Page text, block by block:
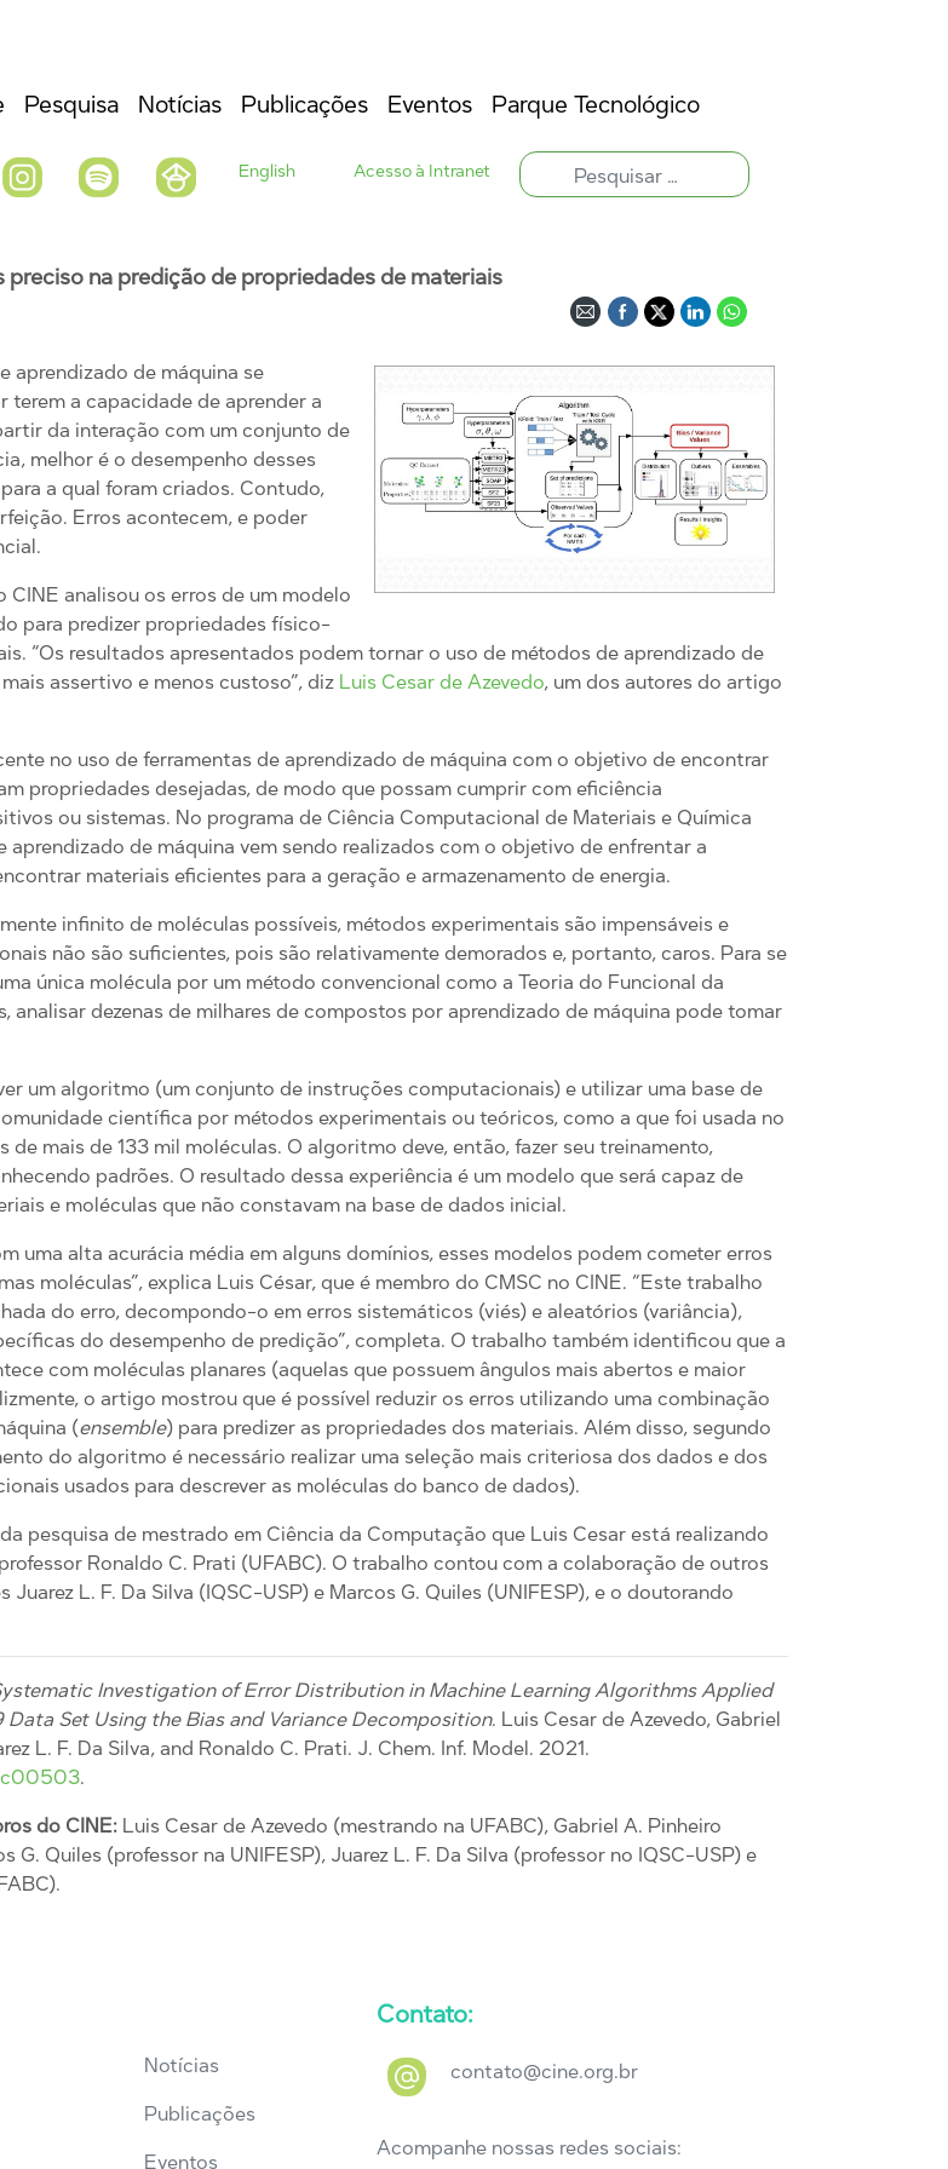
Pesquisa Notícias Publicações Eventos Parque Tecnológico
English Acesso à Intranet
na predição de propriedades de materiais
aprendizado de máquina se
a capacidade de aprender a
da interação com um conjunto de
melhor é o desempenho desses
a qual foram criados. Contudo,
Erros acontecem, e poder
CINE analisou os erros de um modelo
para predizer propriedades físico-
“Os resultados apresentados podem tornar o uso de métodos de aprendizado de
assertivo e menos custoso”, diz Luis Cesar de Azevedo, um dos autores do artigo
no uso de ferramentas de aprendizado de máquina com o objetivo de encontrar
propriedades desejadas, de modo que possam cumprir com eficiência
ou sistemas. No programa de Ciência Computacional de Materiais e Química
aprendizado de máquina vem sendo realizados com o objetivo de enfrentar a
materiais eficientes para a geração e armazenamento de energia.
infinito de moléculas possíveis, métodos experimentais são impensáveis e
não são suficientes, pois são relativamente demorados e, portanto, caros. Para se
única molécula por um método convencional como a Teoria do Funcional da
analisar dezenas de milhares de compostos por aprendizado de máquina pode tomar
um algoritmo (um conjunto de instruções computacionais) e utilizar uma base de
científica por métodos experimentais ou teóricos, como a que foi usada no
de mais de 133 mil moléculas. O algoritmo deve, então, fazer seu treinamento,
padrões. O resultado dessa experiência é um modelo que será capaz de
e moléculas que não constavam na base de dados inicial.
uma alta acurácia média em alguns domínios, esses modelos podem cometer erros
moléculas”, explica Luis César, que é membro do CMSC no CINE. “Este trabalho
do erro, decompondo-o em erros sistemáticos (viés) e aleatórios (variância),
do desempenho de predição”, completa. O trabalho também identificou que a
com moléculas planares (aquelas que possuem ângulos mais abertos e maior
o artigo mostrou que é possível reduzir os erros utilizando uma combinação
(ensemble) para predizer as propriedades dos materiais. Além disso, segundo
do algoritmo é necessário realizar uma seleção mais criteriosa dos dados e dos
usados para descrever as moléculas do banco de dados).
pesquisa de mestrado em Ciência da Computação que Luis Cesar está realizando
Ronaldo C. Prati (UFABC). O trabalho contou com a colaboração de outros
Juarez L. F. Da Silva (IQSC-USP) e Marcos G. Quiles (UNIFESP), e o doutorando
Investigation of Error Distribution in Machine Learning Algorithms Applied
Set Using the Bias and Variance Decomposition. Luis Cesar de Azevedo, Gabriel
L. F. Da Silva, and Ronaldo C. Prati. J. Chem. Inf. Model. 2021.
.
do CINE: Luis Cesar de Azevedo (mestrando na UFABC), Gabriel A. Pinheiro
G. Quiles (professor na UNIFESP), Juarez L. F. Da Silva (professor no IQSC-USP) e
Notícias
Publicações
Eventos
Contato:
contato@cine.org.br
Acompanhe nossas redes sociais: